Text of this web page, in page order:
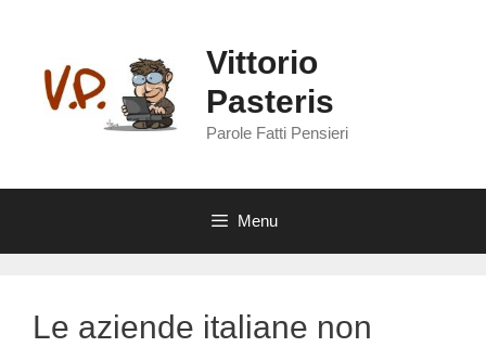
contenuto
Vittorio
Pasteris
Parole Fatti Pensieri
Menu
Le aziende italiane non